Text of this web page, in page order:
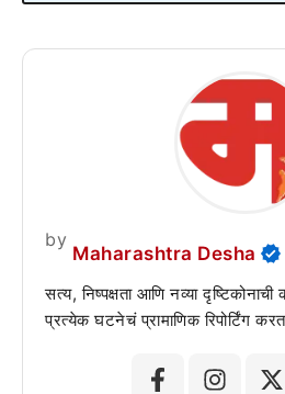
by
Maharashtra Desha
सत्य, निष्पक्षता आणि नव्या
प्रत्येक घटनेचं प्रामाणिक रिपोर्टिंग